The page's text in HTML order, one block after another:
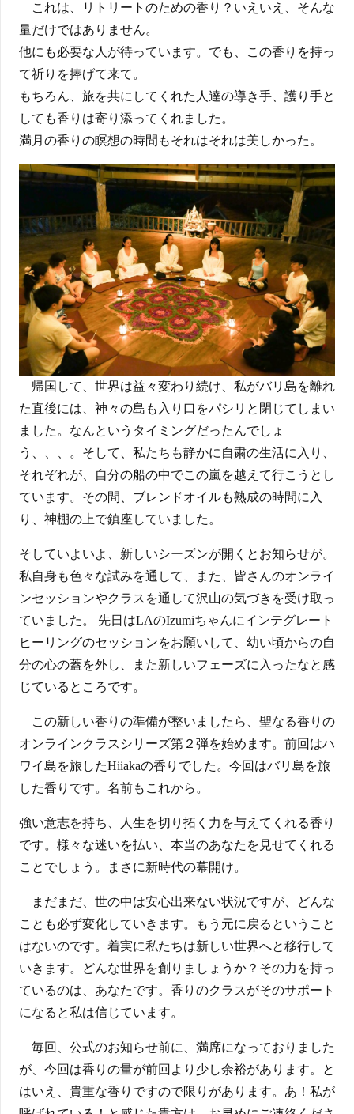
これは、リトリートのための香り？いえいえ、そんな
量だけではありません。
他にも必要な人が待っています。でも、この香りを持っ
て祈りを捧げて来て。
もちろん、旅を共にしてくれた人達の導き手、護り手と
しても香りは寄り添ってくれました。
満月の香りの瞑想の時間もそれはそれは美しかった。
帰国して、世界は益々変わり続け、私がバリ島を離れ
た直後には、神々の島も入り口をパシリと閉じてしまい
ました。なんというタイミングだったんでしょ
う、、、。そして、私たちも静かに自粛の生活に入り、
それぞれが、自分の船の中でこの嵐を越えて行こうとし
ています。その間、ブレンドオイルも熟成の時間に入
り、神棚の上で鎮座していました。
そしていよいよ、新しいシーズンが開くとお知らせが。
私自身も色々な試みを通して、また、皆さんのオンライ
ンセッションやクラスを通して沢山の気づきを受け取っ
ていました。 先日はLAのIzumiちゃんにインテグレート
ヒーリングのセッションをお願いして、幼い頃からの自
分の心の蓋を外し、また新しいフェーズに入ったなと感
じているところです。
この新しい香りの準備が整いましたら、聖なる香りの
オンラインクラスシリーズ第２弾を始めます。前回はハ
ワイ島を旅したHiiakaの香りでした。今回はバリ島を旅
した香りです。名前もこれから。
強い意志を持ち、人生を切り拓く力を与えてくれる香り
です。様々な迷いを払い、本当のあなたを見せてくれる
ことでしょう。まさに新時代の幕開け。
まだまだ、世の中は安心出来ない状況ですが、どんな
ことも必ず変化していきます。もう元に戻るということ
はないのです。着実に私たちは新しい世界へと移行して
いきます。どんな世界を創りましょうか？その力を持っ
ているのは、あなたです。香りのクラスがそのサポート
になると私は信じています。
毎回、公式のお知らせ前に、満席になっておりました
が、今回は香りの量が前回より少し余裕があります。と
はいえ、貴重な香りですので限りがあります。あ！私が